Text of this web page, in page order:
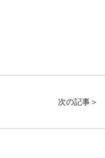
次の記事 ＞